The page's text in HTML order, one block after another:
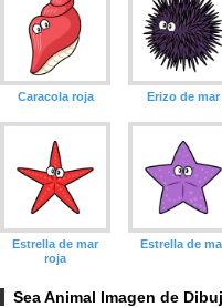
Caracola roja Erizo de mar
Estrella de mar
roja
Estrella de
Sea Animal Imagen de